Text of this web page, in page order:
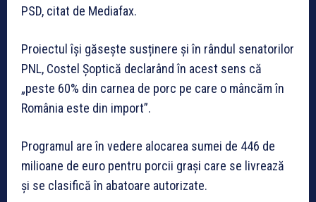
PSD, citat de Mediafax.
Proiectul își găsește susținere și în rândul senatorilor
PNL, Costel Șoptică declarând în acest sens că
„peste 60% din carnea de porc pe care o mâncăm în
România este din import”.
Programul are în vedere alocarea sumei de 446 de
milioane de euro pentru porcii graşi care se livrează
şi se clasifică în abatoare autorizate.